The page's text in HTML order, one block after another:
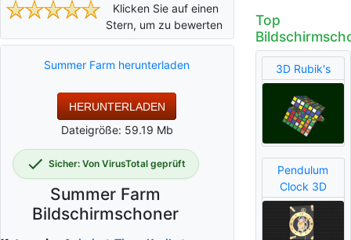
Klicken Sie auf einen
Stern, um zu bewerten
Summer Farm herunterladen
HERUNTERLADEN
Dateigröße: 59.19 Mb
Sicher: Von VirusTotal geprüft
Summer Farm
Bildschirmschoner
Top
3D Rubik's
Pendulum
Clock 3D